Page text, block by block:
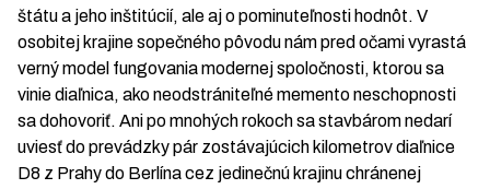
štátu a jeho inštitúcií, ale aj o pominuteľnosti hodnôt. V
osobitej krajine sopečného pôvodu nám pred očami vyrastá
verný model fungovania modernej spoločnosti, ktorou sa
vinie diaľnica, ako neodstrániteľné memento neschopnosti
sa dohovoriť. Ani po mnohých rokoch sa stavbárom nedarí
uviesť do prevádzky pár zostávajúcich kilometrov diaľnice
D8 z Prahy do Berlína cez jedinečnú krajinu chránenej